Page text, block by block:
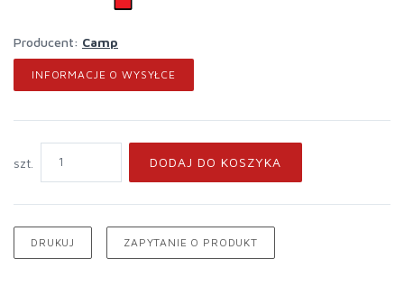
Producent: Camp
INFORMACJE O WYSYŁCE
szt. DODAJ DO KOSZYKA
DRUKUJ ZAPYTANIE O PRODUKT